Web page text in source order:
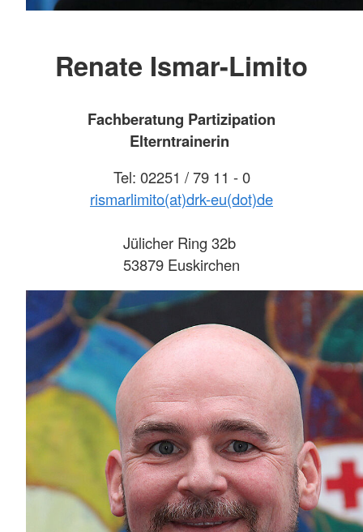
Renate Ismar-Limito
Fachberatung Partizipation
Elterntrainerin
Tel: 02251 / 79 11 - 0
rismarlimito(at)drk-eu(dot)de
Jülicher Ring 32b
53879 Euskirchen